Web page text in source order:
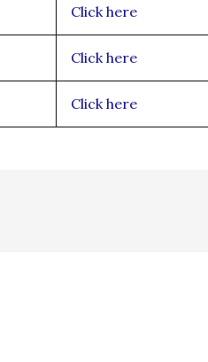
Click here
Click here
Click here